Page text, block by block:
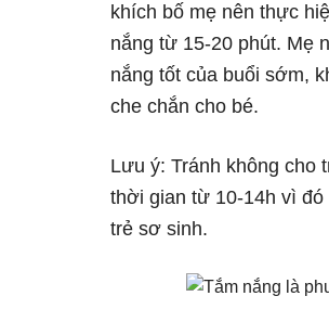
khích bố mẹ nên thực
nắng từ 15-20 phút. Mẹ
nắng tốt của buổi sớm,
che chắn cho bé.
Lưu ý: Tránh không cho
thời gian từ 10-14h vì
trẻ sơ sinh.